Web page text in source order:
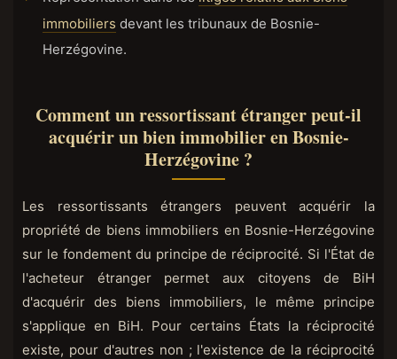
immobiliers devant les tribunaux de Bosnie-
Herzégovine.
Comment un ressortissant étranger peut-il
acquérir un bien immobilier en Bosnie-
Herzégovine ?
Les ressortissants étrangers peuvent acquérir la
propriété de biens immobiliers en Bosnie-Herzégovine
sur le fondement du principe de réciprocité. Si l'État de
l'acheteur étranger permet aux citoyens de BiH
d'acquérir des biens immobiliers, le même principe
s'applique en BiH. Pour certains États la réciprocité
existe, pour d'autres non ; l'existence de la réciprocité